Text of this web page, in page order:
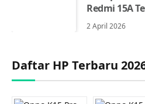
Redmi 15A
2 April 2026
Daftar HP Terbaru